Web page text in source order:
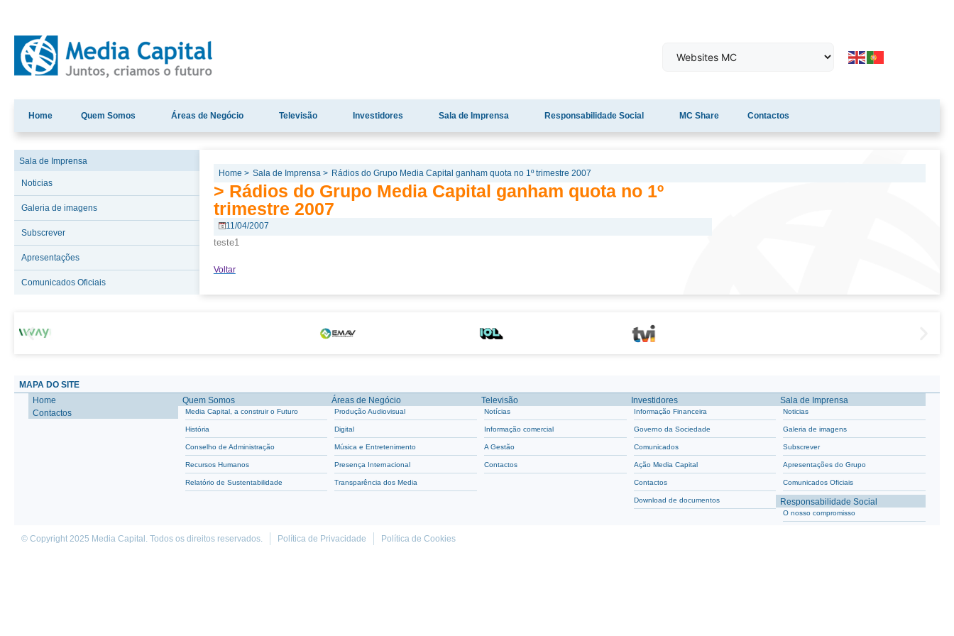
Home Quem Somos Áreas de Negócio Televisão Investidores Sala de Imprensa Responsabilidade Social MC Share Contactos
Sala de Imprensa
Noticias
Galeria de imagens
Subscrever
Apresentações
Comunicados Oficiais
Home > Sala de Imprensa > Rádios do Grupo Media Capital ganham quota no 1º trimestre 2007
> Rádios do Grupo Media Capital ganham quota no 1º
trimestre 2007
11/04/2007
teste1
Voltar
MAPA DO SITE
Home
Contactos
Quem Somos
Media Capital, a construir o Futuro
História
Conselho de Administração
Recursos Humanos
Relatório de Sustentabilidade
Áreas de Negócio
Produção Audiovisual
Digital
Música e Entretenimento
Presença Internacional
Transparência dos Media
Televisão
Notícias
Informação comercial
A Gestão
Contactos
Investidores
Informação Financeira
Governo da Sociedade
Comunicados
Ação Media Capital
Contactos
Download de documentos
Sala de Imprensa
Noticias
Galeria de imagens
Subscrever
Apresentações do Grupo
Comunicados Oficiais
Responsabilidade Social
O nosso compromisso
© Copyright 2025 Media Capital. Todos os direitos reservados. Política de Privacidade Política de Cookies